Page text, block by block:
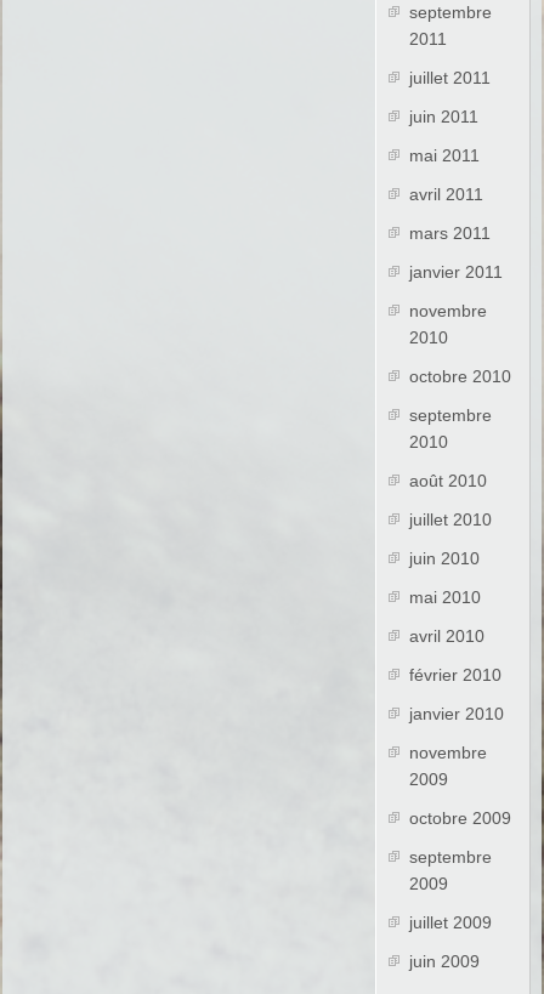
septembre
2011
juillet 2011
juin 2011
mai 2011
avril 2011
mars 2011
janvier 2011
novembre
2010
octobre 2010
septembre
2010
août 2010
juillet 2010
juin 2010
mai 2010
avril 2010
février 2010
janvier 2010
novembre
2009
octobre 2009
septembre
2009
juillet 2009
juin 2009